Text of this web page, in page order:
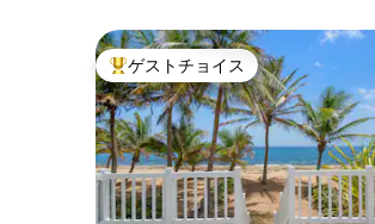
大好評のゲストチョイスです。
ゲストチョイス